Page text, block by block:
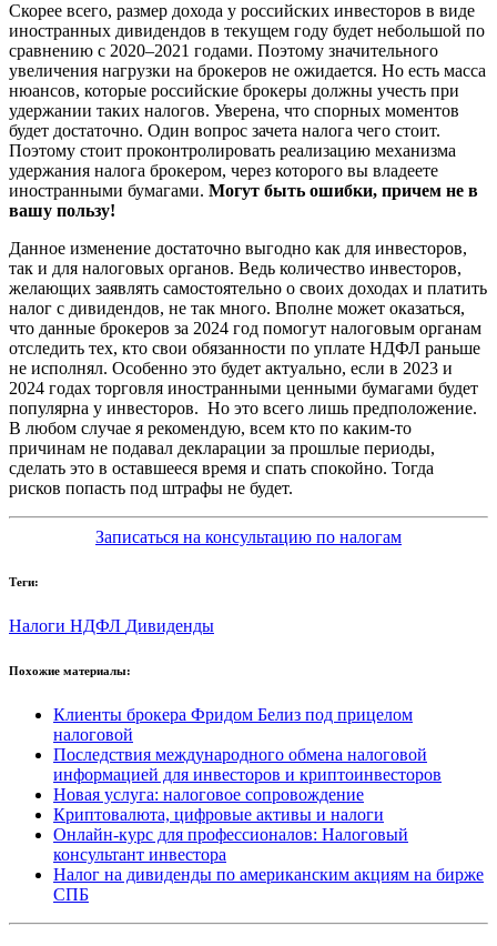
Скорее всего, размер дохода у российских инвесторов в виде
иностранных дивидендов в текущем году будет небольшой по
сравнению с 2020–2021 годами. Поэтому значительного
увеличения нагрузки на брокеров не ожидается. Но есть масса
нюансов, которые российские брокеры должны учесть при
удержании таких налогов. Уверена, что спорных моментов
будет достаточно. Один вопрос зачета налога чего стоит.
Поэтому стоит проконтролировать реализацию механизма
удержания налога брокером, через которого вы владеете
иностранными бумагами. Могут быть ошибки, причем не в
вашу пользу!
Данное изменение достаточно выгодно как для инвесторов,
так и для налоговых органов. Ведь количество инвесторов,
желающих заявлять самостоятельно о своих доходах и платить
налог с дивидендов, не так много. Вполне может оказаться,
что данные брокеров за 2024 год помогут налоговым органам
отследить тех, кто свои обязанности по уплате НДФЛ раньше
не исполнял. Особенно это будет актуально, если в 2023 и
2024 годах торговля иностранными ценными бумагами будет
популярна у инвесторов. Но это всего лишь предположение.
В любом случае я рекомендую, всем кто по каким-то
причинам не подавал декларации за прошлые периоды,
сделать это в оставшееся время и спать спокойно. Тогда
рисков попасть под штрафы не будет.
Записаться на консультацию по налогам
Теги:
Налоги НДФЛ Дивиденды
Похожие материалы:
Клиенты брокера Фридом Белиз под прицелом
налоговой
Последствия международного обмена налоговой
информацией для инвесторов и криптоинвесторов
Новая услуга: налоговое сопровождение
Криптовалюта, цифровые активы и налоги
Онлайн-курс для профессионалов: Налоговый
консультант инвестора
Налог на дивиденды по американским акциям на бирже
СПБ